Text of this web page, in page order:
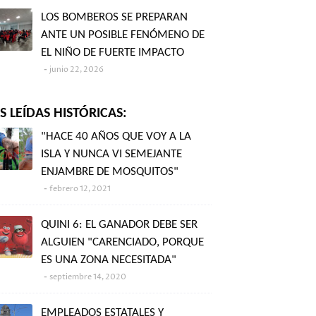
LOS BOMBEROS SE PREPARAN
ANTE UN POSIBLE FENÓMENO DE
EL NIÑO DE FUERTE IMPACTO
junio 22, 2026
LEÍDAS HISTÓRICAS:
"HACE 40 AÑOS QUE VOY A LA
ISLA Y NUNCA VI SEMEJANTE
ENJAMBRE DE MOSQUITOS"
febrero 12, 2021
QUINI 6: EL GANADOR DEBE SER
ALGUIEN "CARENCIADO, PORQUE
ES UNA ZONA NECESITADA"
septiembre 14, 2020
EMPLEADOS ESTATALES Y